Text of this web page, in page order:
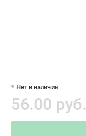
Нет в наличии
56.00 pуб.